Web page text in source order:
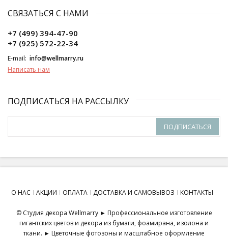
СВЯЗАТЬСЯ С НАМИ
+7 (499) 394-47-90
+7 (925) 572-22-34
E-mail: info@wellmarry.ru
Написать нам
ПОДПИСАТЬСЯ НА РАССЫЛКУ
ПОДПИСАТЬСЯ
О НАС АКЦИИ ОПЛАТА ДОСТАВКА И САМОВЫВОЗ КОНТАКТЫ
© Студия декора Wellmarry ► Профессиональное изготовление
гигантских цветов и декора из бумаги, фоамирана, изолона и
ткани. ► Цветочные фотозоны и масштабное оформление